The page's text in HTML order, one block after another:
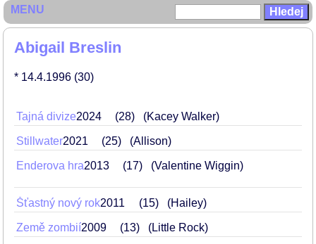
Abigail Breslin
* 14.4.1996 (30)
Tajná divize2024 28 (Kacey Walker)
Stillwater2021 25 (Allison)
Enderova hra2013 17 (Valentine Wiggin)
Šťastný nový rok2011 15 (Hailey)
Země zombií2009 13 (Little Rock)
MENU